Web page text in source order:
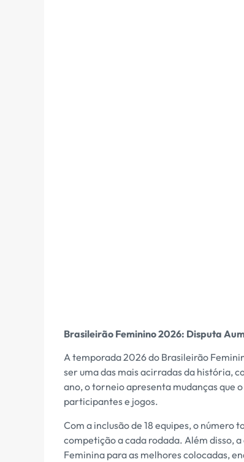
Brasileirão Feminino 2026: Disputa
A temporada 2026 do Brasileirão
ser uma das mais acirradas da história,
ano, o torneio apresenta mudanças que
participantes e jogos.
Com a inclusão de 18 equipes, o número
competição a cada rodada. Além disso,
Feminina para as melhores colocadas,